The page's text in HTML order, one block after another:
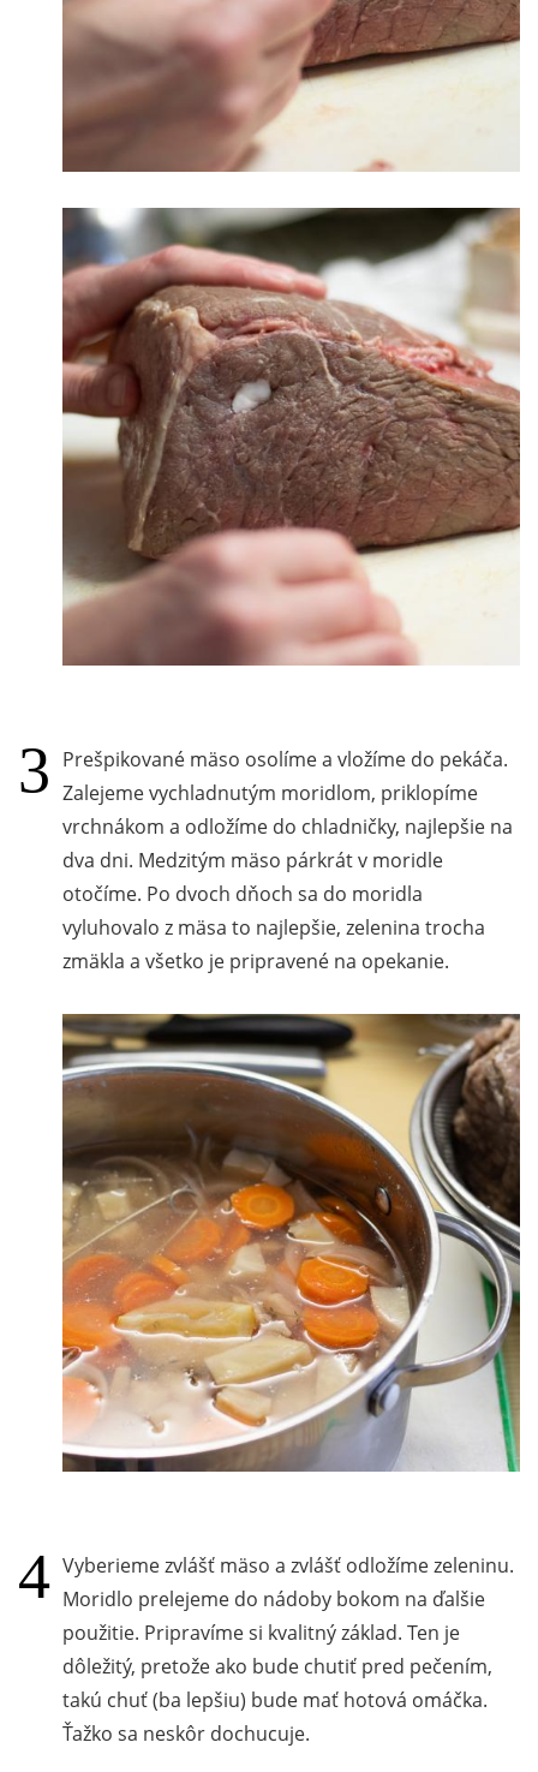
Prešpikované mäso osolíme a vložíme do pekáča.
Zalejeme vychladnutým moridlom, priklopíme
vrchnákom a odložíme do chladničky, najlepšie na
dva dni. Medzitým mäso párkrát v moridle
otočíme. Po dvoch dňoch sa do moridla
vyluhovalo z mäsa to najlepšie, zelenina trocha
zmäkla a všetko je pripravené na opekanie.
Vyberieme zvlášť mäso a zvlášť odložíme zeleninu.
Moridlo prelejeme do nádoby bokom na ďalšie
použitie. Pripravíme si kvalitný základ. Ten je
dôležitý, pretože ako bude chutiť pred pečením,
takú chuť (ba lepšiu) bude mať hotová omáčka.
Ťažko sa neskôr dochucuje.